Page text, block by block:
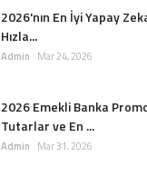
2026'nın En İyi Yapay
Hızla...
Admin Mar 24, 2026
2026 Emekli Banka
Tutarlar ve En ...
Admin Mar 31, 2026